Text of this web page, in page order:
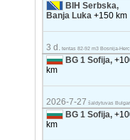
BIH Serbska,
Banja Luka+150 km
3 d. tentas 82-92 m3 Bosnija-
BG 1 Sofija,
km
2026-7-27 šaldytuvas
BG 1 Sofija,
km